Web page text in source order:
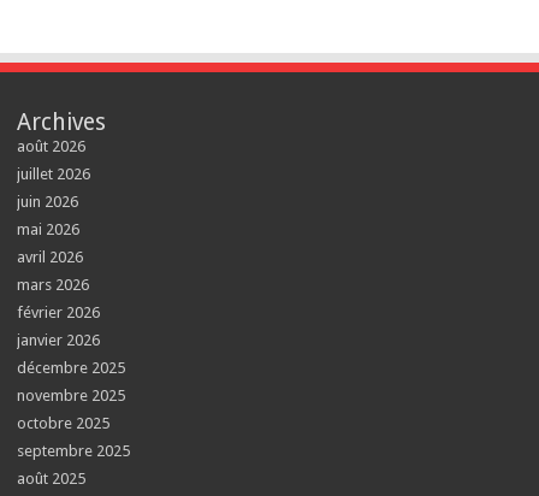
Archives
août 2026
juillet 2026
juin 2026
mai 2026
avril 2026
mars 2026
février 2026
janvier 2026
décembre 2025
novembre 2025
octobre 2025
septembre 2025
août 2025